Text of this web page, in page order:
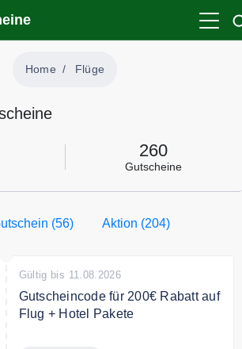
Home Flüge
260
Gutscheine
(56) Aktion (204)
Gültig bis 11.08.2026
Gutscheincode für 200€ Rabatt auf
Flug + Hotel Pakete